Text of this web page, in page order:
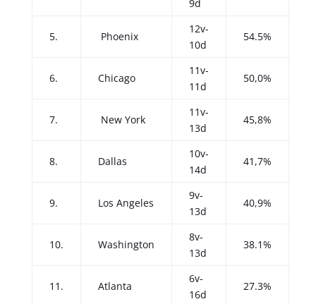
9d
5. Phoenix
12v-
10d
54.5%
6. Chicago
11v-
11d
50,0%
7. New York
11v-
13d
45,8%
8. Dallas
10v-
14d
41,7%
9. Los Angeles
9v-
13d
40,9%
10. Washington
8v-
13d
38.1%
11. Atlanta
6v-
16d
27.3%